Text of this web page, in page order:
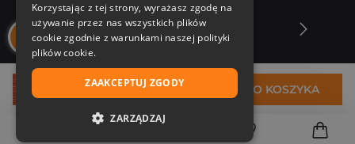
24,90 zł DO KOSZYKA
Nasi autorzy
Korzystając z tej strony, wyrażasz zgodę na
używanie przez nas wszystkich plików
cookie zgodnie z warunkami naszej polityki
plików cookie.
ZAAKCEPTUJ ZGODY
ZARZĄDZAJ